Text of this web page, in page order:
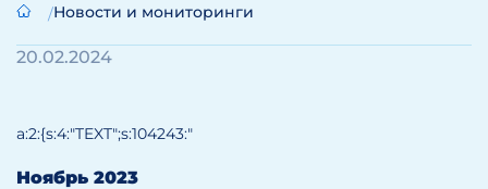
Новости и мониторинги
20.02.2024
a:2:{s:4:"TEXT";s:104243:"
Ноябрь 2023